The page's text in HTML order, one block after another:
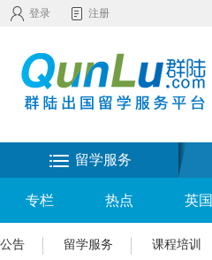
登录 注册
留学服务
专栏 热点 英国
公告 留学服务 课程培训